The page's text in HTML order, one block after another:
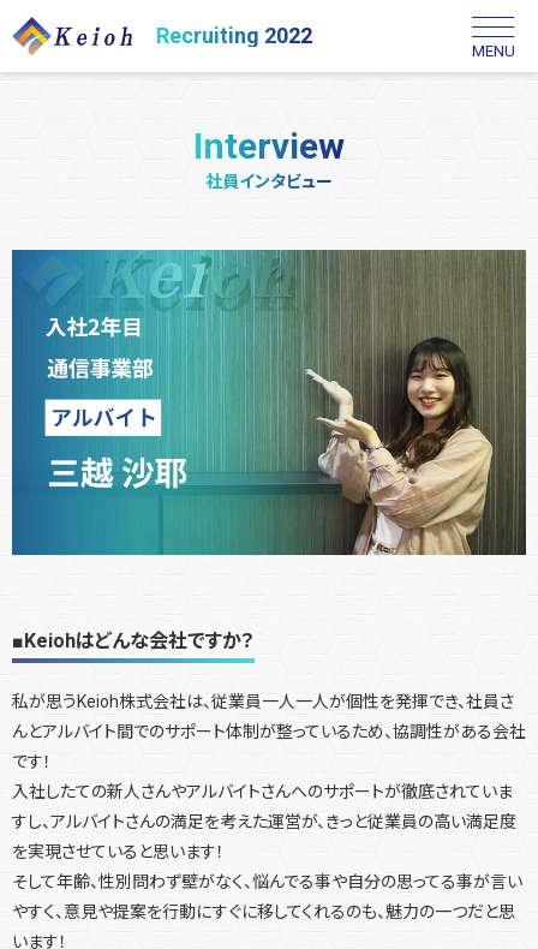
Recruiting 2022
MENU
Interview
社員インタビュー
■Keiohはどんな会社ですか？
私が思うKeioh株式会社は、従業員一人一人が個性を発揮でき、社員さ
んとアルバイト間でのサポート体制が整っているため、協調性がある会社
です！
入社したての新人さんやアルバイトさんへのサポートが徹底されていま
すし、アルバイトさんの満足を考えた運営が、きっと従業員の高い満足度
を実現させていると思います！
そして年齢、性別問わず壁がなく、悩んでる事や自分の思ってる事が言い
やすく、意見や提案を行動にすぐに移してくれるのも、魅力の一つだと思
います！